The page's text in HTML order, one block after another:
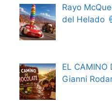
Rayo
del Helado
EL CAMINO
Gianni